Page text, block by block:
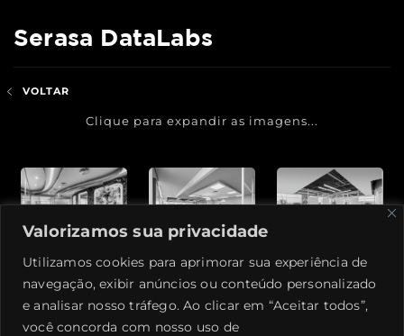
Valorizamos sua privacidade
Utilizamos cookies para aprimorar sua experiência de
navegação, exibir anúncios ou conteúdo personalizado
e analisar nosso tráfego. Ao clicar em “Aceitar todos”,
você concorda com nosso uso de
Serasa DataLabs
VOLTAR
Clique para expandir as imagens...